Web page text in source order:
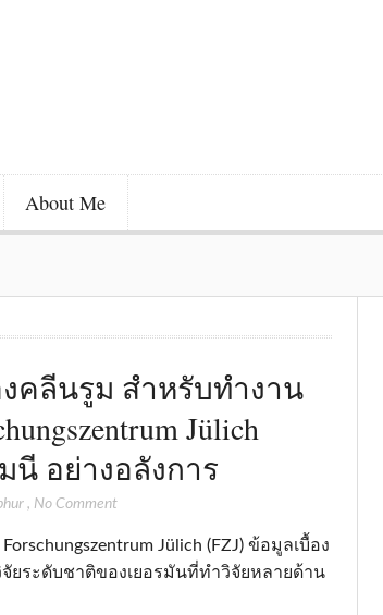
About Me
คลีนรูม สำหรับทำงาน
Jülich
นี อย่างอลังการ
, No Comment
Jülich (FZJ) ข้อมูลเบื้อง
ยระดับชาติของเยอรมันที่ทำวิจัยหลายด้าน